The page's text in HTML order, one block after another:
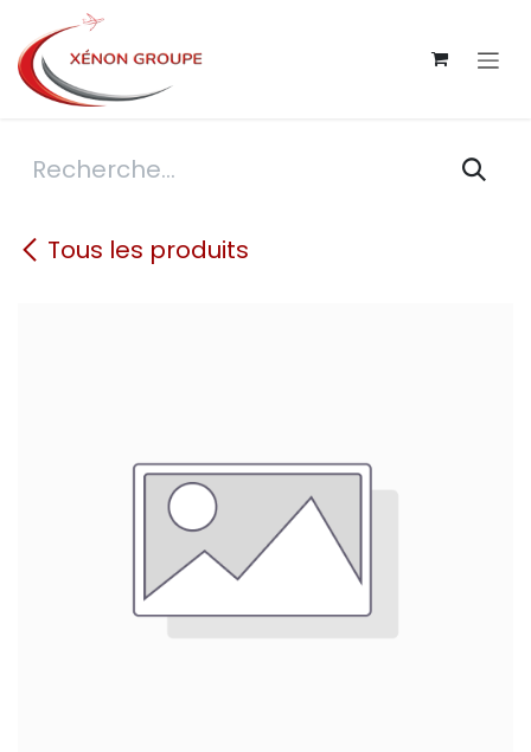
Se rendre au contenu
Tous les produits